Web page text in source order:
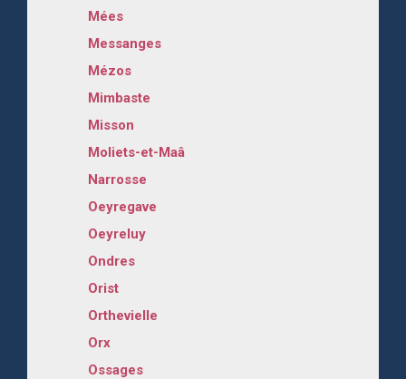
Mées
Messanges
Mézos
Mimbaste
Misson
Moliets-et-Maâ
Narrosse
Oeyregave
Oeyreluy
Ondres
Orist
Orthevielle
Orx
Ossages